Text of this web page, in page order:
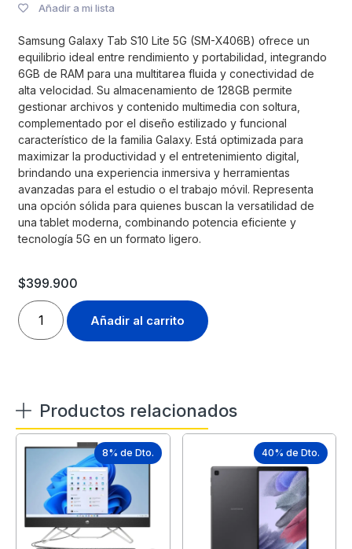
Añadir a mi lista
Samsung Galaxy Tab S10 Lite 5G (SM-X406B) ofrece un
equilibrio ideal entre rendimiento y portabilidad, integrando
6GB de RAM para una multitarea fluida y conectividad de
alta velocidad. Su almacenamiento de 128GB permite
gestionar archivos y contenido multimedia con soltura,
complementado por el diseño estilizado y funcional
característico de la familia Galaxy. Está optimizada para
maximizar la productividad y el entretenimiento digital,
brindando una experiencia inmersiva y herramientas
avanzadas para el estudio o el trabajo móvil. Representa
una opción sólida para quienes buscan la versatilidad de
una tablet moderna, combinando potencia eficiente y
tecnología 5G en un formato ligero.
$399.900
Añadir al carrito
Productos relacionados
8% de Dto. 40% de Dto.